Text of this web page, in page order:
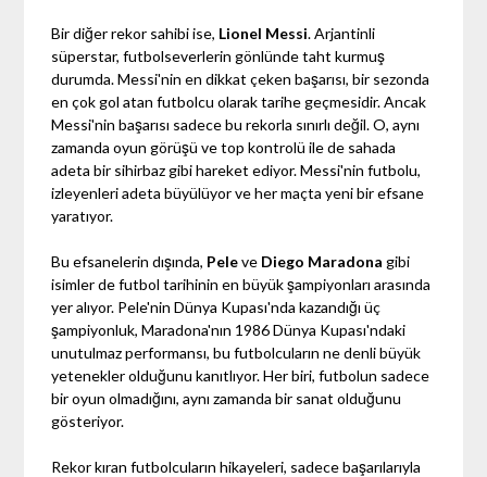
Bir diğer rekor sahibi ise, Lionel Messi. Arjantinli
süperstar, futbolseverlerin gönlünde taht kurmuş
durumda. Messi'nin en dikkat çeken başarısı, bir sezonda
en çok gol atan futbolcu olarak tarihe geçmesidir. Ancak
Messi'nin başarısı sadece bu rekorla sınırlı değil. O, aynı
zamanda oyun görüşü ve top kontrolü ile de sahada
adeta bir sihirbaz gibi hareket ediyor. Messi'nin futbolu,
izleyenleri adeta büyülüyor ve her maçta yeni bir efsane
yaratıyor.
Bu efsanelerin dışında, Peleve Diego Maradona gibi
isimler de futbol tarihinin en büyük şampiyonları arasında
yer alıyor. Pele'nin Dünya Kupası'nda kazandığı üç
şampiyonluk, Maradona'nın 1986 Dünya Kupası'ndaki
unutulmaz performansı, bu futbolcuların ne denli büyük
yetenekler olduğunu kanıtlıyor. Her biri, futbolun sadece
bir oyun olmadığını, aynı zamanda bir sanat olduğunu
gösteriyor.
Rekor kıran futbolcuların hikayeleri, sadece başarılarıyla